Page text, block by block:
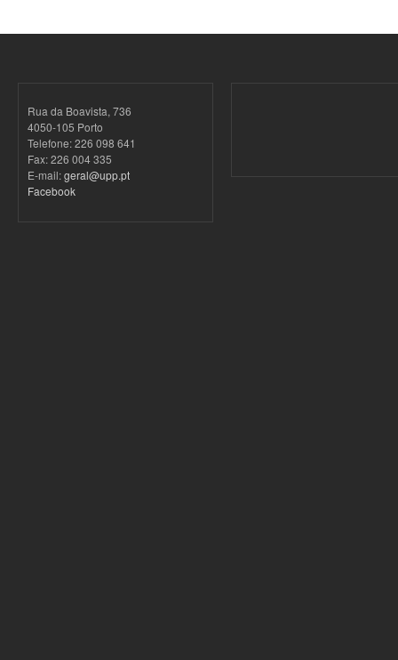
Rua da Boavista, 736
4050-105 Porto
Telefone: 226 098 641
Fax: 226 004 335
E-mail:geral@upp.pt
Facebook